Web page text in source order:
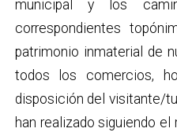
municipal y los
correspondientes
patrimonio inmaterial de
todos los comercios,
disposición del visitante/
han realizado siguiendo